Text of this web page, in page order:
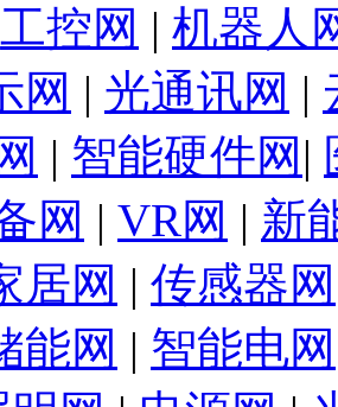
工控网 | 机器人
网 | 光通讯网 |
| 智能硬件网 |
网 | VR网 | 新
居网 | 传感器网
能网 | 智能电网